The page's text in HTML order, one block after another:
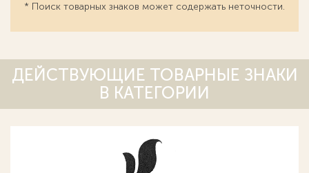
* Поиск товарных знаков может содержать неточности.
ДЕЙСТВУЮЩИЕ ТОВАРНЫЕ ЗНАКИ
В КАТЕГОРИИ